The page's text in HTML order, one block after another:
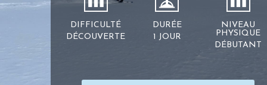
DIFFICULTÉ
DÉCOUVERTE
DURÉE
1 JOUR
NIVEAU
PHYSIQUE
DÉBUTANT